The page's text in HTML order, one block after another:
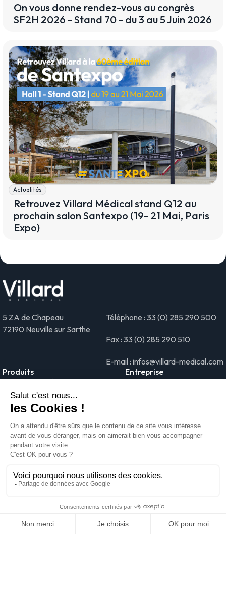
On vous donne rendez-vous au congrès
SF2H 2026 - Stand 70 - du 3 au 5 Juin 2026
Actualités
Retrouvez Villard Médical stand Q12 au
prochain salon Santexpo (19- 21 Mai, Paris
Expo)
5 ZA de Chapeau
72190 Neuville sur Sarthe
Téléphone : 33 (0) 285 290 500
Fax : 33 (0) 285 290 510
E-mail : infos@villard-medical.com
Produits
Chariots & Guéridons
médicaux
Stockage & Transport
médicaux
Gestion du linge &
Blanchisserie
Mobiliers d'examen & de
consultation
Entreprise
Projets #MadeinVillard
Contactez-nous
Suivez-nous sur